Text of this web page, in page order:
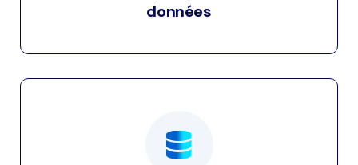
données